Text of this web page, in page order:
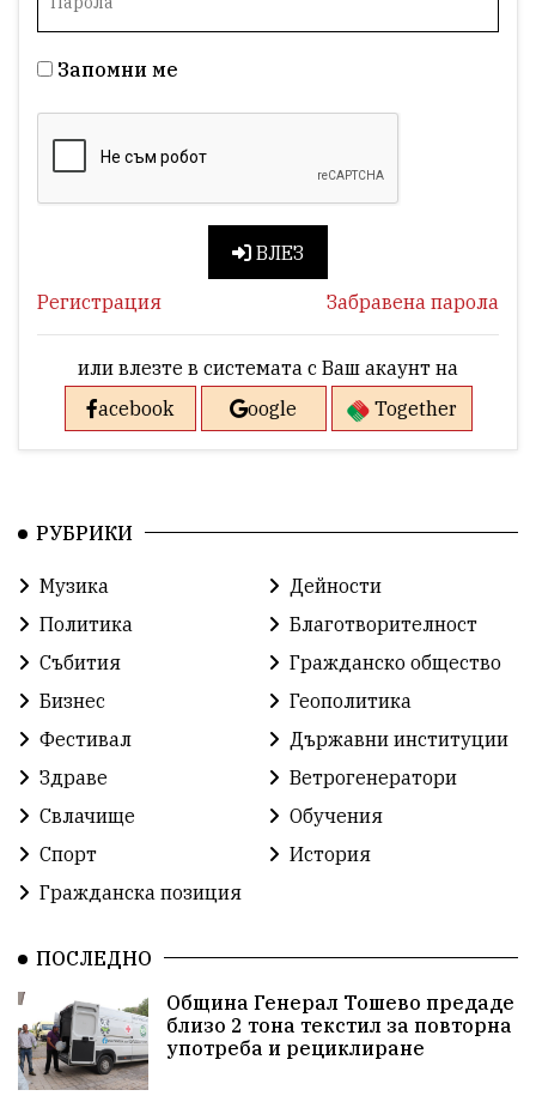
Запомни ме
ВЛЕЗ
Регистрация Забравена парола
или влезте в системата с Ваш акаунт на
acebook
oogle Together
РУБРИКИ
Музика
Дейности
Политика
Благотворителност
Събития
Гражданско общество
Бизнес
Геополитика
Фестивал
Държавни институции
Здраве
Ветрогенератори
Свлачище
Обучения
Спорт
История
Гражданска позиция
ПОСЛЕДНО
Община Генерал Тошево предаде
близо 2 тона текстил за повторна
употреба и рециклиране